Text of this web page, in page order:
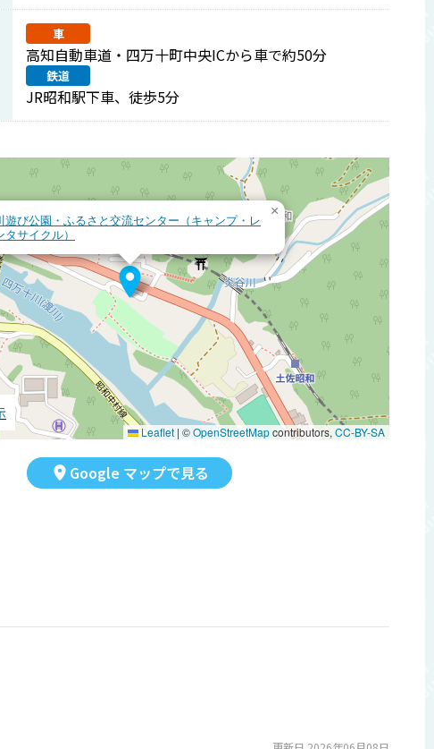
車
高知自動車道・四万十町中央ICから車で約50分
鉄道
JR昭和駅下車、徒歩5分
遊び公園・ふるさと交流センター（キャンプ・レ
タサイクル）
×
Leaflet | ©OpenStreetMapcontributors, CC-BY-SA
Google マップで見る